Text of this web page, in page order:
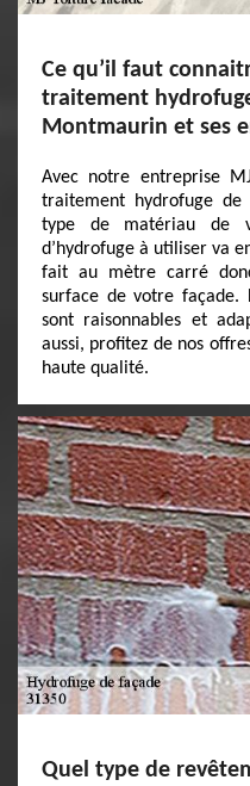
Ce qu’il faut
traitement
Montmaurin et ses
Avec notre entreprise
traitement hydrofuge
type de matériau de
d’hydrofuge à utiliser va
fait au mètre carré
surface de votre façade.
sont raisonnables et
aussi, profitez de nos
haute qualité.
Quel type de